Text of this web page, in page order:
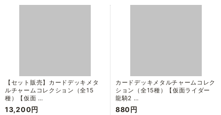
【セット販売】カードデッキメタ
ルチャームコレクション（全15
種）【仮面 …
13,200円
カードデッキメタルチャームコレク
ション（全15種）【仮面ライダー
龍騎2 …
880円